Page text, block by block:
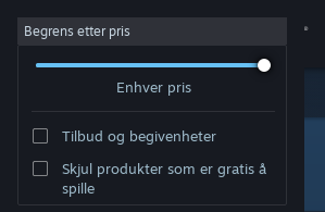
Logg inn
Begrens etter pris
Enhver pris
Tilbud og begivenheter
Skjul produkter som er gratis å
spille
Utvikler: Gereon Bartel